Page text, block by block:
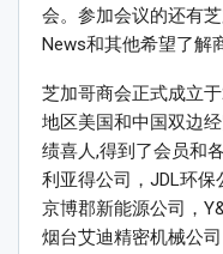
会。参加会议的还有
News和其他希望了解
芝加哥商会正式成立
地区美国和中国双边
绩喜人,得到了会员和
利亚得公司，JDL环
京博郡新能源公司，
烟台艾迪精密机械公